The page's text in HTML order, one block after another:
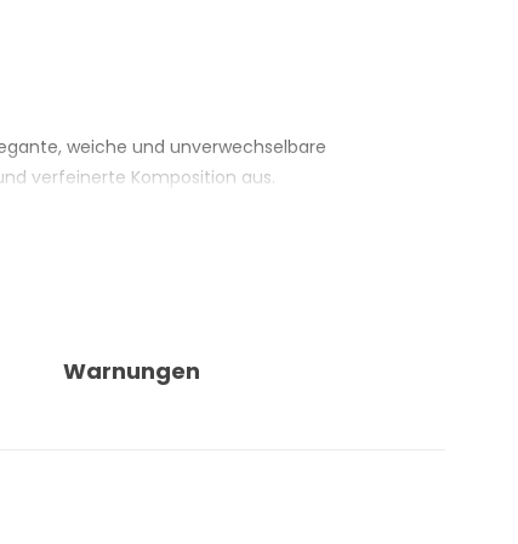
weiche und unverwechselbare
verfeinerte Komposition aus.
gefolgt von einem Herzakkord aus Jasmin,
und gepflegt, ohne aufdringlich zu wirken.
Warnungen